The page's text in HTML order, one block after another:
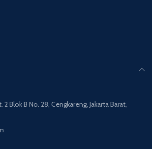
Blok B No. 28, Cengkareng, Jakarta Barat,